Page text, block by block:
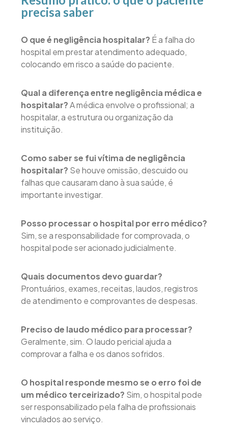
precisa saber
O que é negligência hospitalar? É a falha do
hospital em prestar atendimento adequado,
colocando em risco a saúde do paciente.
Qual a diferença entre negligência médica e
hospitalar?A médica envolve o profissional; a
hospitalar, a estrutura ou organização da
instituição.
Como saber se fui vítima de negligência
hospitalar? Se houve omissão, descuido ou
falhas que causaram dano à sua saúde, é
importante investigar.
Posso processar o hospital por erro médico?
Sim, se a responsabilidade for comprovada, o
hospital pode ser acionado judicialmente.
Quais documentos devo guardar?
Prontuários, exames, receitas, laudos, registros
de atendimento e comprovantes de despesas.
Preciso de laudo médico para processar?
Geralmente, sim. O laudo pericial ajuda a
comprovar a falha e os danos sofridos.
O hospital responde mesmo se o erro foi de
um médico terceirizado? Sim, o hospital pode
ser responsabilizado pela falha de profissionais
vinculados ao serviço.